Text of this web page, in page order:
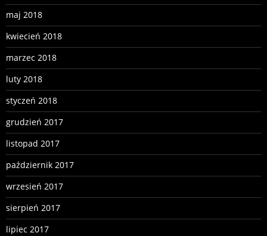
maj 2018
kwiecień 2018
marzec 2018
luty 2018
styczeń 2018
grudzień 2017
listopad 2017
październik 2017
wrzesień 2017
sierpień 2017
lipiec 2017